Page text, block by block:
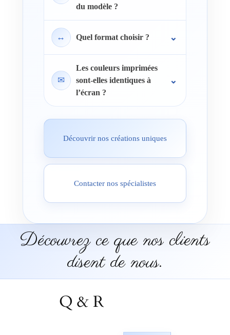
du modèle ?
↔ Quel format choisir ?
✉
Les couleurs imprimées
sont-elles identiques à
l’écran ?
Découvrir nos créations uniques
Contacter nos spécialistes
Découvrez ce que nos clients
disent de nous.
Q & R